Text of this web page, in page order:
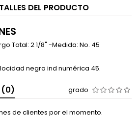
DEL PRODUCTO
Total: 2 1/8" -Medida: No. 45
negra ind numérica 45.
(0) grado
de clientes por el momento.